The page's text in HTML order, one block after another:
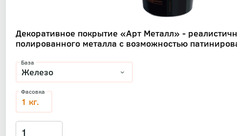
Декоративное покрытие «Арт Металл» -
полированного металла с возможностью
База
Фасовка
1 кг.